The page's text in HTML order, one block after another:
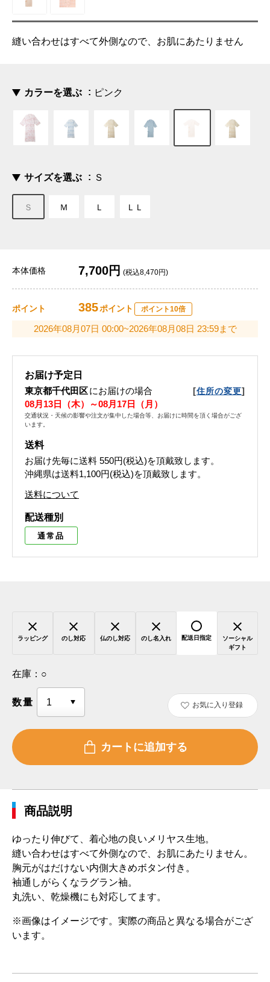
縫い合わせはすべて外側なので、お肌にあたりません
カラーを選ぶ ピンク
サイズを選ぶ Ｓ
Ｓ Ｍ Ｌ ＬＬ
本体価格 7,700円 (税込8,470円)
ポイント 385ポイント ポイント10倍
2026年08月07日 00:00~2026年08月08日 23:59まで
お届け予定日
東京都千代田区にお届けの場合 [住所の変更]
08月13日（木）～08月17日（月）
交通状況・天候の影響や注文が集中した場合等、お届けに時間を頂く場合がござ
います。
送料
お届け先毎に送料 550円(税込)を頂戴致します。
沖縄県は送料1,100円(税込)を頂戴致します。
送料について
配送種別
通常品
ラッピング のし対応 仏のし対応 のし名入れ 配送日指定
ソーシャル
ギフト
在庫： ○
数量 お気に入り登録
商品説明
ゆったり伸びて、着心地の良いメリヤス生地。
縫い合わせはすべて外側なので、お肌にあたりません。
胸元がはだけない内側大きめボタン付き。
袖通しがらくなラグラン袖。
丸洗い、乾燥機にも対応してます。
※画像はイメージです。実際の商品と異なる場合がござ
います。